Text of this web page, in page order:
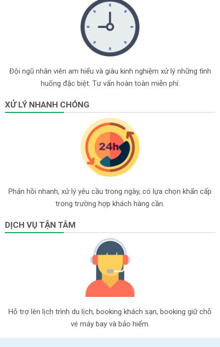
Đội ngũ nhân viên am hiểu và giàu kinh nghiệm xử lý những tình
huống đặc biệt. Tư vấn hoàn toàn miễn phí.
XỬ LÝ NHANH CHÓNG
Phản hồi nhanh, xử lý yêu cầu trong ngày, có lựa chọn khẩn cấp
trong trường hợp khách hàng cần.
DỊCH VỤ TẬN TÂM
Hỗ trợ lên lịch trình du lịch, booking khách sạn, booking giữ chỗ
vé máy bay và bảo hiểm.